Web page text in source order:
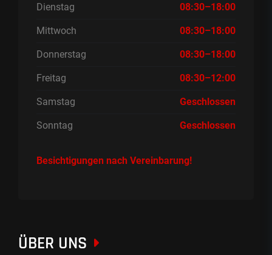
Dienstag 08:30–18:00
Mittwoch 08:30–18:00
Donnerstag 08:30–18:00
Freitag 08:30–12:00
Samstag Geschlossen
Sonntag Geschlossen
Besichtigungen nach Vereinbarung!
ÜBER UNS